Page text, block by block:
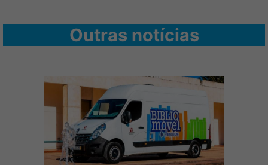
Outras notícias